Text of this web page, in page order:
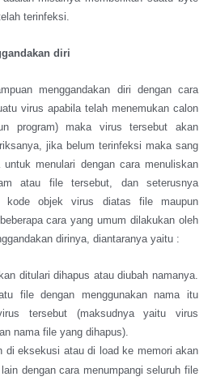
terinfeksi.
diri
menggandakan diri dengan cara
virus apabila telah menemukan calon
program) maka virus tersebut akan
jika belum terinfeksi maka sang
menulari dengan cara menuliskan
atau file tersebut, dan seterusnya
kode objek virus diatas file maupun
cara yang umum dilakukan oleh
dirinya, diantaranya yaitu :
ditulari dihapus atau diubah namanya.
file dengan menggunakan nama itu
tersebut (maksudnya yaitu virus
nama file yang dihapus).
di eksekusi atau di load ke memori akan
dengan cara menumpangi seluruh file